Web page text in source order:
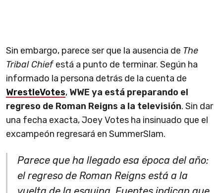
Sin embargo, parece ser que la ausencia de The
Tribal Chiefestá a punto de terminar. Según ha
informado la persona detrás de la cuenta de
WrestleVotes, WWE ya está preparando el
regreso de Roman Reigns a la televisión. Sin dar
una fecha exacta, Joey Votes ha insinuado que el
excampeón regresará en SummerSlam.
Parece que ha llegado esa época del año:
el regreso de Roman Reigns está a la